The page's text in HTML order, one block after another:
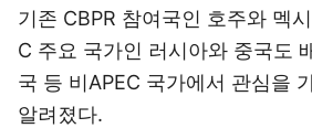
기존 CBPR 참여국인 호주와 멕
C 주요 국가인 러시아와 중국도
국 등 비APEC 국가에서 관심을
알려졌다.